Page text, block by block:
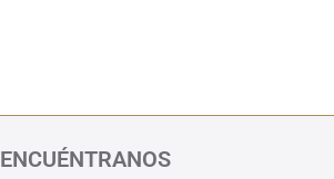
ENCUÉNTRANOS